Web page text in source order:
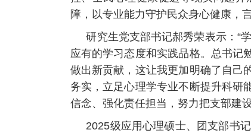
障，以专业能力守护民众身心健康，
研究生党支部书记郝秀荣表示：“
应有的学习态度和实践品格。总书记
做出新贡献，这让我更加明确了自己
务实，立足心理学专业不断提升科研
信念、强化责任担当，努力把支部建
2025级应用心理硕士、团支部书